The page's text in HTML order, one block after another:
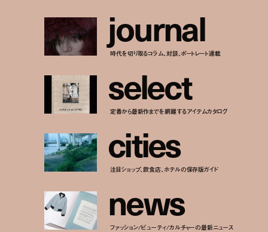
journal
時代を切り取るコラム、対談、ポートレート連載
select
定番から最新作までを網羅するアイテムカタログ
cities
注目ショップ、飲食店、ホテルの保存版ガイド
news
ファッション/ビューティ/カルチャーの最新ニュース